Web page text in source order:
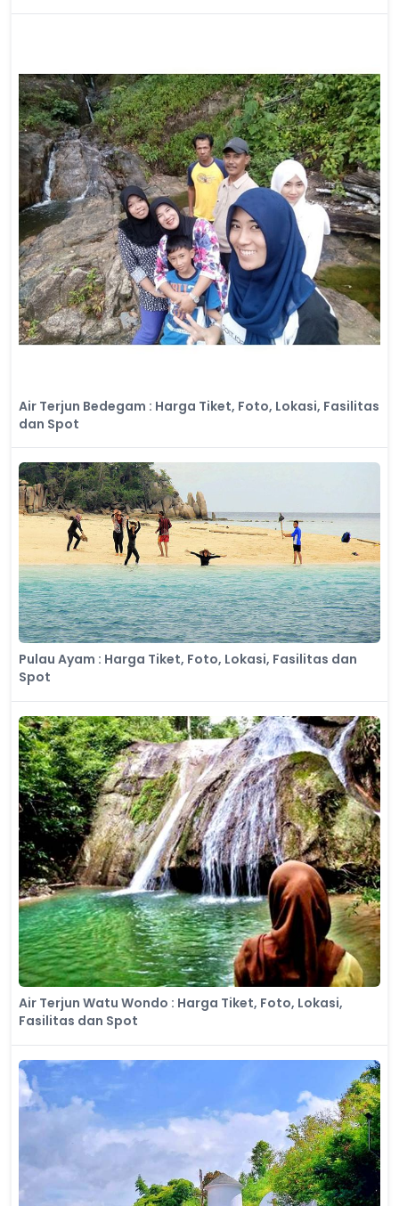
Air Terjun Bedegam : Harga Tiket, Foto, Lokasi, Fasilitas
dan Spot
Pulau Ayam : Harga Tiket, Foto, Lokasi, Fasilitas dan
Spot
Air Terjun Watu Wondo : Harga Tiket, Foto, Lokasi,
Fasilitas dan Spot